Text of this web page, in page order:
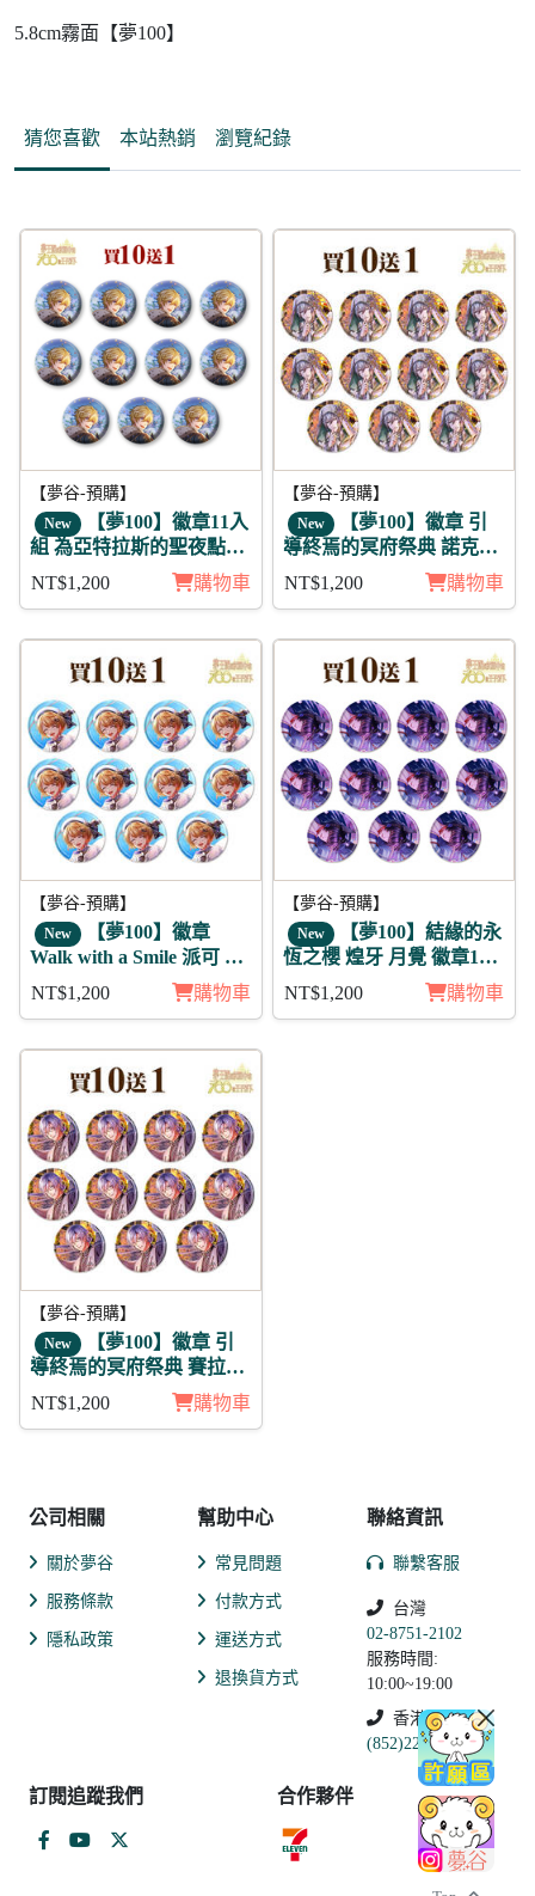
5.8cm霧面【夢100】
猜您喜歡 本站熱銷 瀏覽紀錄
【夢谷-預購】
New 【夢100】徽章11入
組 為亞特拉斯的聖夜點燃
夢之火 齊艾爾 日覺
NT$1,200 購物車
【夢谷-預購】
New 【夢100】徽章 引
導終焉的冥府祭典 諾克斯
11入
NT$1,200 購物車
【夢谷-預購】
New 【夢100】徽章
Walk with a Smile 派可 11
NT$1,200 購物車
【夢谷-預購】
New 【夢100】結緣的永
恆之櫻 煌牙 月覺 徽章11
入組
NT$1,200 購物車
【夢谷-預購】
New 【夢100】徽章 引
導終焉的冥府祭典 賽拉斯
11入
NT$1,200 購物車
公司相關
關於夢谷
服務條款
隱私政策
幫助中心
常見問題
付款方式
運送方式
退換貨方式
聯絡資訊
聯繫客服
台灣
02-8751-2102
服務時間:
10:00~19:00
香港
(852)2250-9311
訂閱追蹤我們 合作夥伴